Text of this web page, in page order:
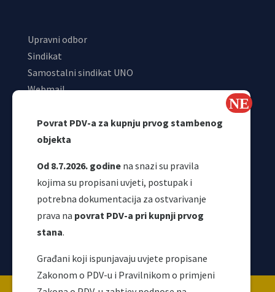
Povrat PDV-a za kupnju prvog stambenog
objekta
Od 8.7.2026. godine na snazi su pravila
kojima su propisani uvjeti, postupak i
potrebna dokumentacija za ostvarivanje
prava na povrat PDV-a pri kupnji prvog
stana.
Građani koji ispunjavaju uvjete propisane
Zakonom o PDV-u i Pravilnikom o primjeni
Upravni odbor
Sindikat
Samostalni sindikat UNO
Webmail
Korisni linkovi
Copyright ©2026 Uprava za indirektno / neizravno